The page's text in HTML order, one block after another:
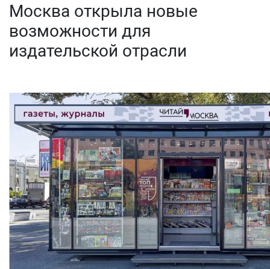
Москва открыла новые
возможности для
издательской отрасли